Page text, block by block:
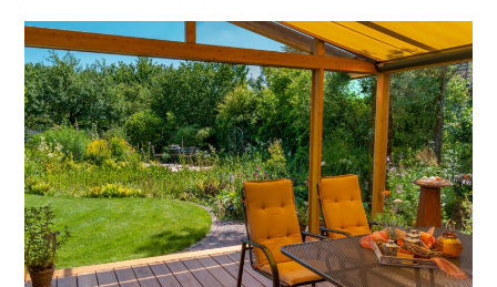
Terrassengestaltung
leicht
gemacht:
Tipps
für
dein
Outdoor-
Wohnzimmer